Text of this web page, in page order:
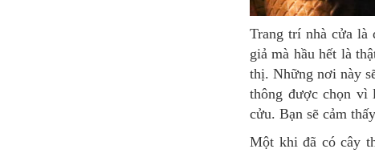
Trang trí nhà cửa là điều cần thiết trong dịp lễ giáng sinh. Ở Pháp, cây thông Noel không phải là
giả mà hầu hết là
thị. Những nơi này
thông được chọn vì
cửu. Bạn sẽ cảm
Một khi đã có cây thông, công đoạn tiếp theo sẽ là trang trí. Ở Pháp, đồ trang trí cổ điển và dễ